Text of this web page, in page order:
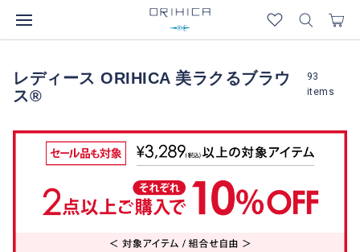
レディース ORIHICA 美ラクるブラウ
ス®
93
items